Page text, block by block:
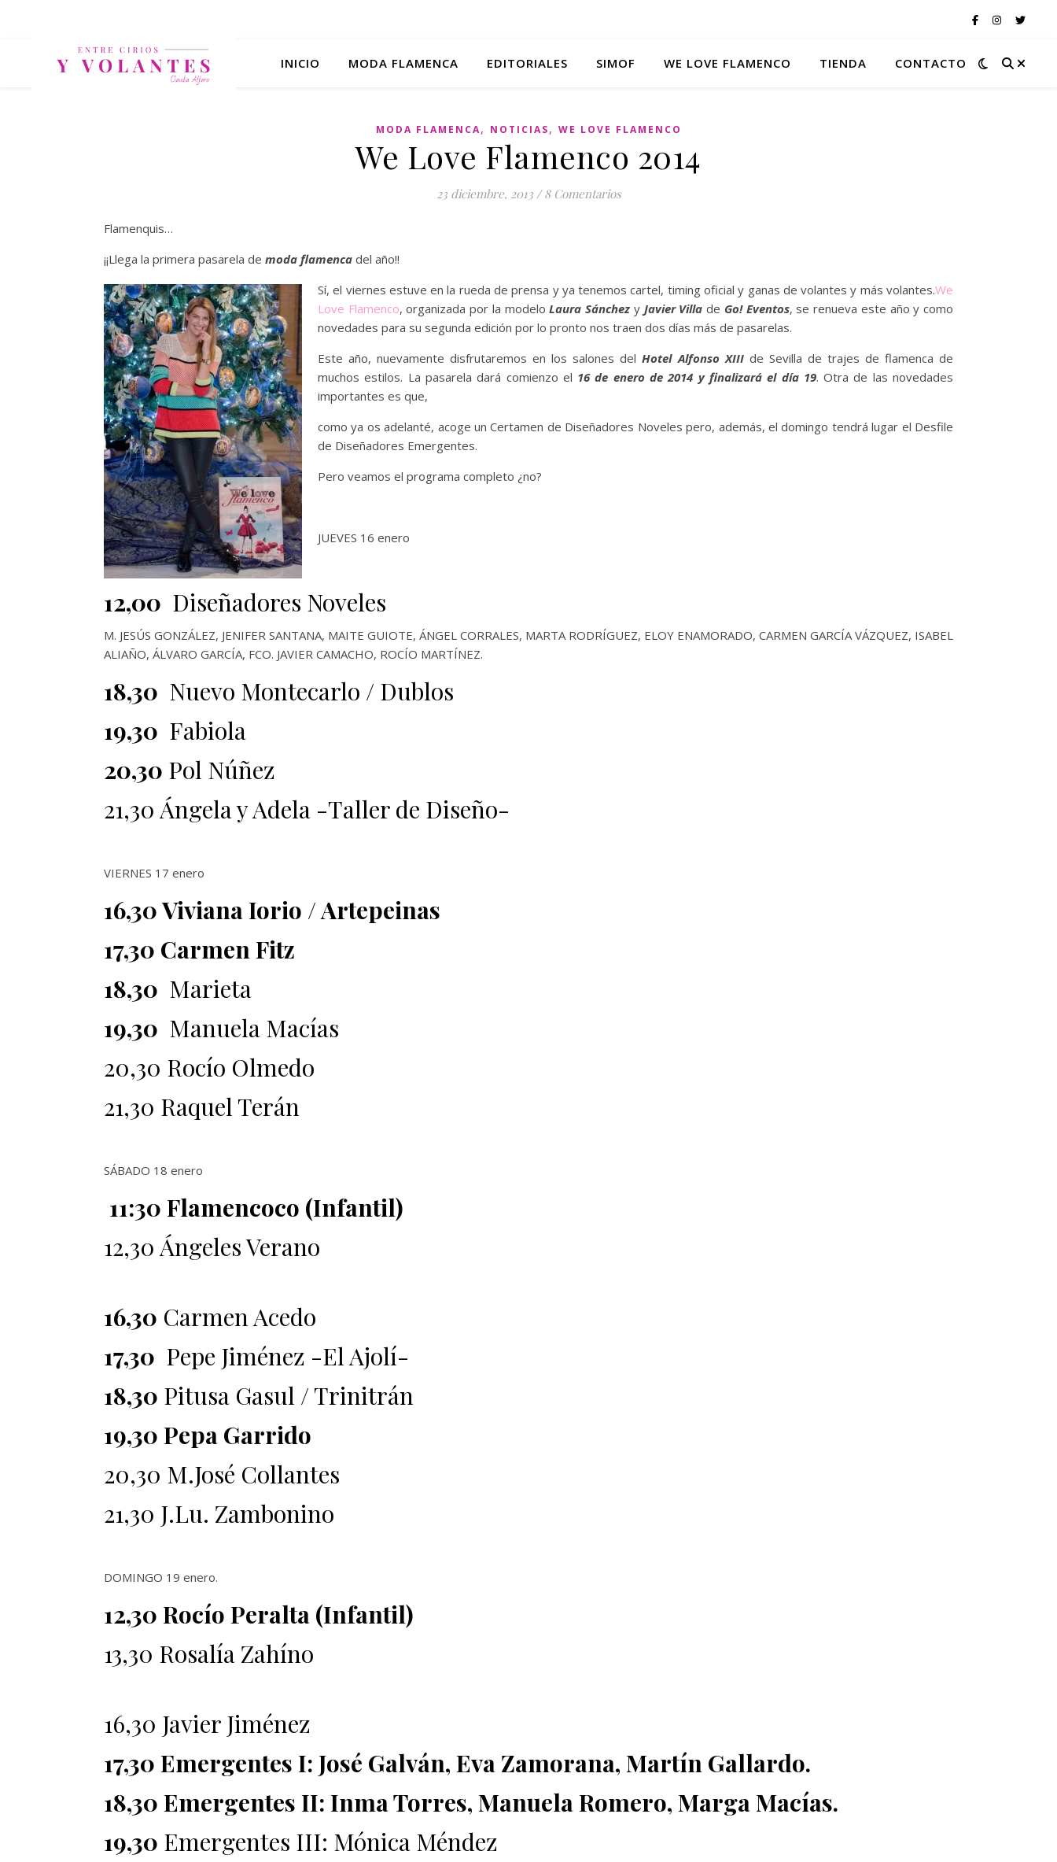
INICIO MODA FLAMENCA EDITORIALES SIMOF WE LOVE FLAMENCO TIENDA CONTACTO
MODA FLAMENCA, NOTICIAS, WE LOVE FLAMENCO
We Love Flamenco 2014
23 diciembre, 2013 / 8 Comentarios
Flamenquis…
¡¡Llega la primera pasarela de moda flamenca del año!!
Sí, el viernes estuve en la rueda de prensa y ya tenemos cartel, timing oficial y ganas de volantes y más volantes.We
Love Flamenco, organizada por la modeloLaura Sánchez yJavier Villa de Go! Eventos, se renueva este año y como
novedades para su segunda edición por lo pronto nos traen dos días más de pasarelas.
Este año, nuevamente disfrutaremos en los salones del Hotel Alfonso XIIIde Sevilla de trajes de flamenca de
muchos estilos. La pasarela dará comienzo el 16 de enero de 2014 y finalizará el día 19. Otra de las novedades
importantes es que,
como ya os adelanté, acoge un Certamen de Diseñadores Noveles pero, además, el domingo tendrá lugar el Desfile
de Diseñadores Emergentes.
Pero veamos el programa completo ¿no?
JUEVES 16 enero
12,00 Diseñadores Noveles
M. JESÚS GONZÁLEZ, JENIFER SANTANA, MAITE GUIOTE, ÁNGEL CORRALES, MARTA RODRÍGUEZ, ELOY ENAMORADO, CARMEN GARCÍA VÁZQUEZ, ISABEL
ALIAÑO, ÁLVARO GARCÍA, FCO. JAVIER CAMACHO, ROCÍO MARTÍNEZ.
18,30 Nuevo Montecarlo / Dublos
19,30 Fabiola
20,30 Pol Núñez
21,30 Ángela y Adela -Taller de Diseño-
VIERNES 17 enero
16,30 Viviana Iorio / Artepeinas
17,30 Carmen Fitz
18,30 Marieta
19,30 Manuela Macías
20,30 Rocío Olmedo
21,30 Raquel Terán
SÁBADO 18 enero
11:30 Flamencoco (Infantil)
12,30 Ángeles Verano
16,30 Carmen Acedo
17,30 Pepe Jiménez -El Ajolí-
18,30 Pitusa Gasul / Trinitrán
19,30 Pepa Garrido
20,30 M.José Collantes
21,30 J.Lu. Zambonino
DOMINGO 19 enero.
12,30 Rocío Peralta (Infantil)
13,30 Rosalía Zahíno
16,30 Javier Jiménez
17,30 Emergentes I: José Galván, Eva Zamorana, Martín Gallardo.
18,30 Emergentes II: Inma Torres, Manuela Romero, Marga Macías.
19,30 Emergentes III: Mónica Méndez